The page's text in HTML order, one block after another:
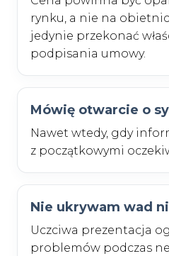
rynku, a nie na
jedynie przekonać
podpisania umowy.
Mówię otwarcie o
Nawet wtedy, gdy
z początkowymi
Nie ukrywam wad
Uczciwa prezentacja
problemów podczas